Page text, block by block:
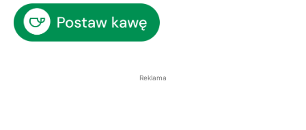
Reklama